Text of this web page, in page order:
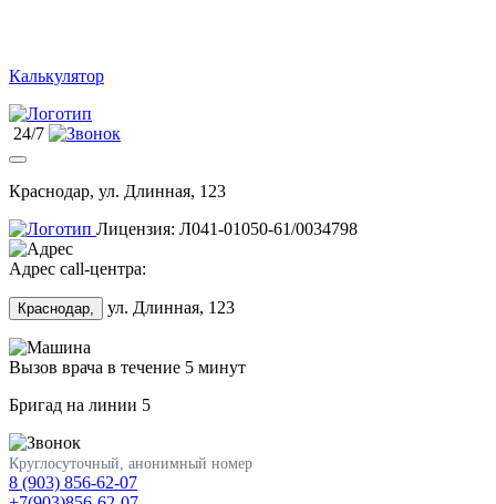
Калькулятор
24/7
Краснодар, ул. Длинная, 123
Лицензия: Л041-01050-61/0034798
Адрес call-центра:
Краснодар, ул. Длинная, 123
Вызов врача в течение 5 минут
Бригад на линии 5
Круглосуточный, анонимный номер
8 (903) 856-62-07